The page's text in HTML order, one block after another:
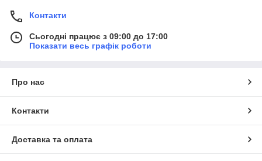
Контакти
Сьогодні працює з 09:00 до 17:00
Показати весь графік роботи
Про нас
Контакти
Доставка та оплата